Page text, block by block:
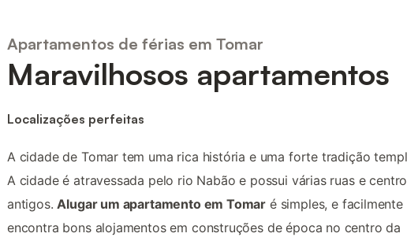
Apartamentos de férias em Tomar
Maravilhosos apartamentos
Localizações perfeitas
A cidade de Tomar tem uma rica história e uma forte tradição
A cidade é atravessada pelo rio Nabão e possui várias ruas e
antigos.Alugar um apartamento em Tomar é simples, e facilmente
encontra bons alojamentos em construções de época no centro da